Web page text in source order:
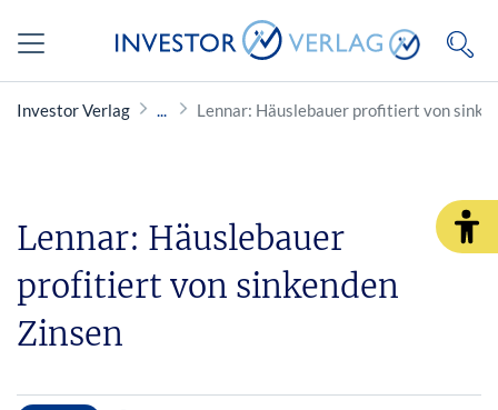
Investor Verlag Lennar: Häuslebauer profitiert von
Lennar: Häuslebauer
profitiert von sinkenden
Zinsen